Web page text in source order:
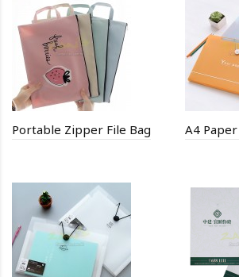
Portable Zipper File Bag